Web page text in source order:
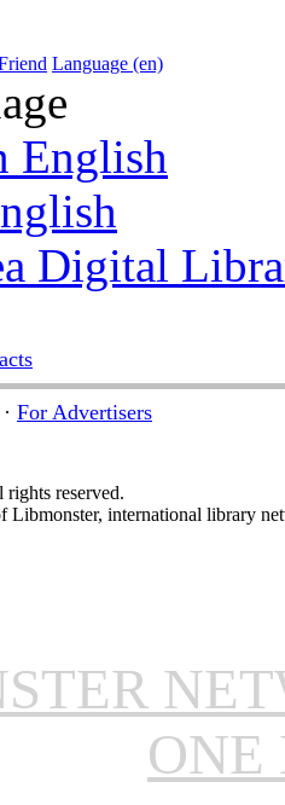
Language (en)
English
Digital
· For Advertisers
reserved.
Libmonster, international library
ONE